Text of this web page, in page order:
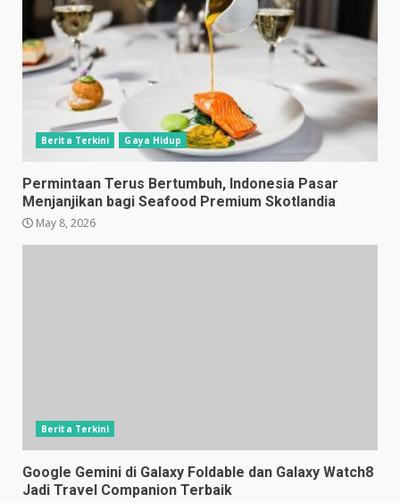
Berita Terkini Gaya Hidup
Permintaan Terus Bertumbuh, Indonesia Pasar
Menjanjikan bagi Seafood Premium Skotlandia
May 8, 2026
Berita Terkini
Google Gemini di Galaxy Foldable dan Galaxy Watch8
Jadi Travel Companion Terbaik